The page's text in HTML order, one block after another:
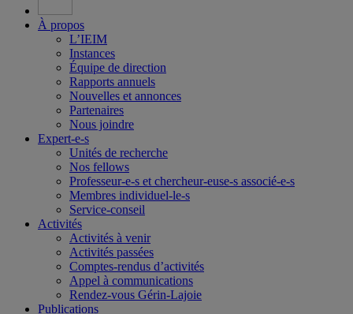
À propos
L’IEIM
Instances
Équipe de direction
Rapports annuels
Nouvelles et annonces
Partenaires
Nous joindre
Expert-e-s
Unités de recherche
Nos fellows
Professeur-e-s et chercheur-euse-s associé-e-s
Membres individuel-le-s
Service-conseil
Activités
Activités à venir
Activités passées
Comptes-rendus d’activités
Appel à communications
Rendez-vous Gérin-Lajoie
Publications